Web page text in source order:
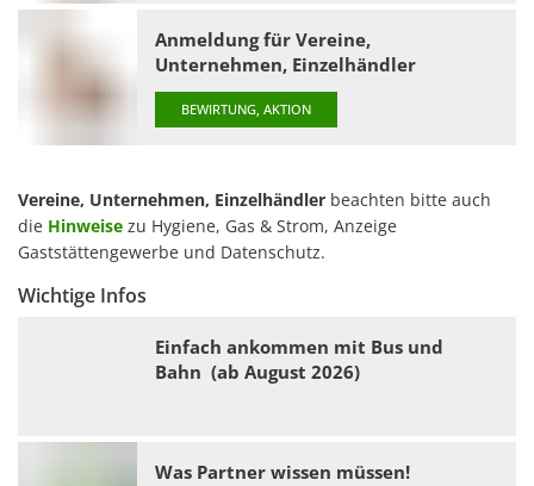
Anmeldung für Vereine,
Unternehmen, Einzelhändler
BEWIRTUNG, AKTION
Vereine, Unternehmen, Einzelhändler beachten bitte auch
die Hinweise zu Hygiene, Gas & Strom, Anzeige
Gaststättengewerbe und Datenschutz.
Wichtige Infos
Einfach ankommen mit Bus und
Bahn (ab August 2026)
Was Partner wissen müssen!